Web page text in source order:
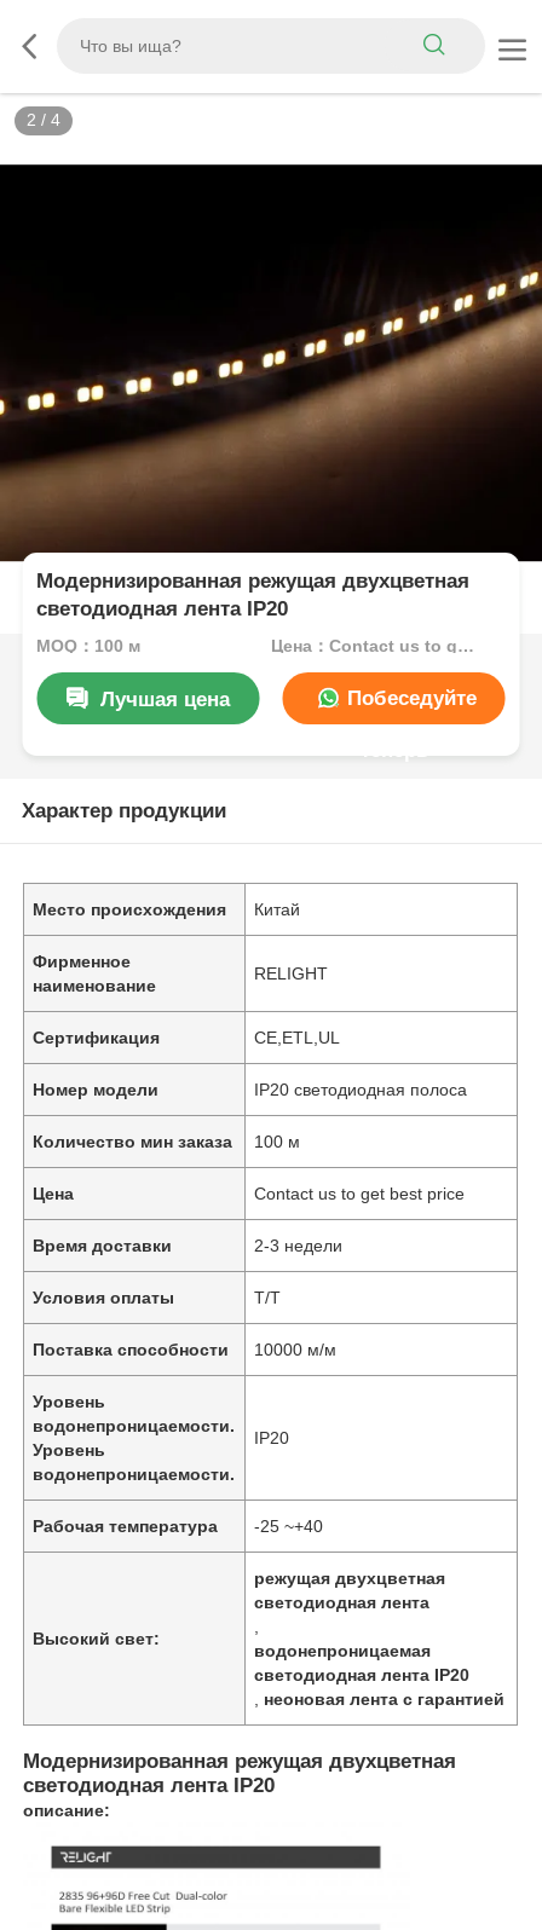
2 / 4
Модернизированная режущая двухцветная
светодиодная лента IP20
MOQ：100 м Цена：Contact us to get best price
Лучшая цена Побеседуйте
Характер продукции
Место происхождения Китай
Фирменное
наименование
RELIGHT
Сертификация CE,ETL,UL
Номер модели IP20 светодиодная полоса
Количество мин заказа 100 м
Цена Contact us to get best price
Время доставки 2-3 недели
Условия оплаты Т/Т
Поставка способности 10000 м/м
Уровень
водонепроницаемости.
Уровень
водонепроницаемости.
IP20
Рабочая температура -25 ~+40
Высокий свет:
режущая двухцветная
светодиодная лента
водонепроницаемая
светодиодная лента IP20
неоновая лента с гарантией
Модернизированная режущая двухцветная
светодиодная лента IP20
описание: